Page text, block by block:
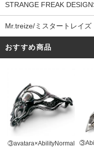
STRANGE FREAK
Mr.treize/ミスタートレイズ
おすすめ商品
③avatara×AbilityNormal